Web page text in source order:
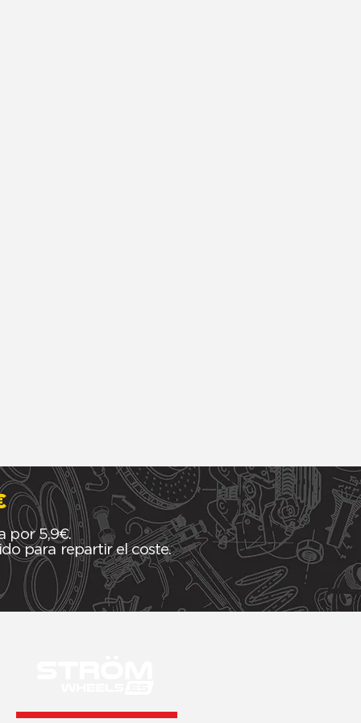
por 5,9€.
para repartir el coste.